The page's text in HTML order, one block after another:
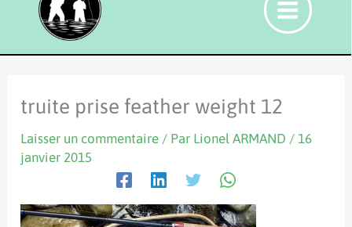
truite prise feather weight 12
Laisser un commentaire / Par Lionel ARMAND /16
janvier 2015